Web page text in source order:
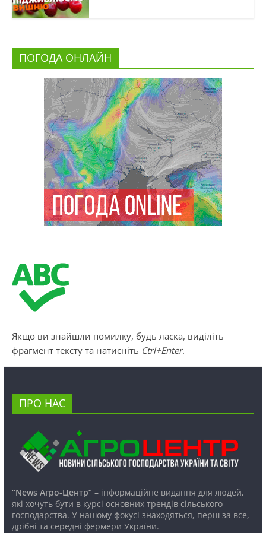
ПОГОДА ОНЛАЙН
Якщо ви знайшли помилку, будь ласка, виділіть
фрагмент тексту та натисніть Ctrl+Enter.
ПРО НАС
“News Агро-Центр”– інформаційне видання для людей,
які хочуть бути в курсі основних трендів сільського
господарства. У нашому фокусі знаходяться, перш за все,
дрібні та середні фермери України.